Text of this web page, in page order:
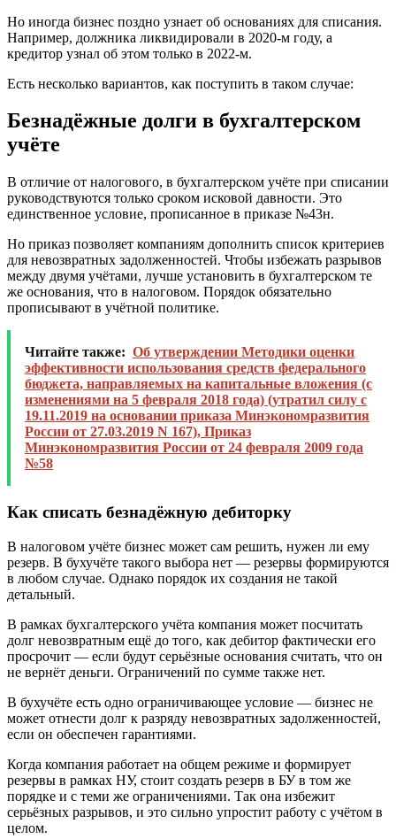
Но иногда бизнес поздно узнает об основаниях для списания.
Например, должника ликвидировали в 2020-м году, а
кредитор узнал об этом только в 2022-м.
Есть несколько вариантов, как поступить в таком случае:
Безнадёжные долги в бухгалтерском
учёте
В отличие от налогового, в бухгалтерском учёте при списании
руководствуются только сроком исковой давности. Это
единственное условие, прописанное в приказе №43н.
Но приказ позволяет компаниям дополнить список критериев
для невозвратных задолженностей. Чтобы избежать разрывов
между двумя учётами, лучше установить в бухгалтерском те
же основания, что в налоговом. Порядок обязательно
прописывают в учётной политике.
Читайте также: Об утверждении Методики оценки
эффективности использования средств федерального
бюджета, направляемых на капитальные вложения (с
изменениями на 5 февраля 2018 года) (утратил силу с
19.11.2019 на основании приказа Минэкономразвития
России от 27.03.2019 N 167), Приказ
Минэкономразвития России от 24 февраля 2009 года
№58
Как списать безнадёжную дебиторку
В налоговом учёте бизнес может сам решить, нужен ли ему
резерв. В бухучёте такого выбора нет — резервы формируются
в любом случае. Однако порядок их создания не такой
детальный.
В рамках бухгалтерского учёта компания может посчитать
долг невозвратным ещё до того, как дебитор фактически его
просрочит — если будут серьёзные основания считать, что он
не вернёт деньги. Ограничений по сумме также нет.
В бухучёте есть одно ограничивающее условие — бизнес не
может отнести долг к разряду невозвратных задолженностей,
если он обеспечен гарантиями.
Когда компания работает на общем режиме и формирует
резервы в рамках НУ, стоит создать резерв в БУ в том же
порядке и с теми же ограничениями. Так она избежит
серьёзных разрывов, и это сильно упростит работу с учётом в
целом.